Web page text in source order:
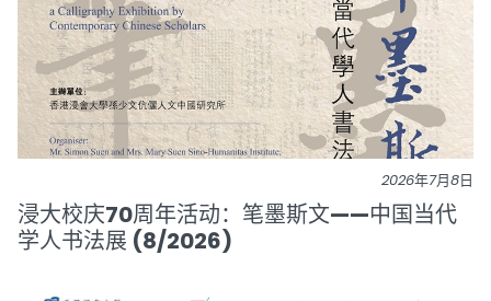
2026年7月8日
浸大校庆70周年活动：笔墨斯文——中国当代
学人书法展 (8/2026)